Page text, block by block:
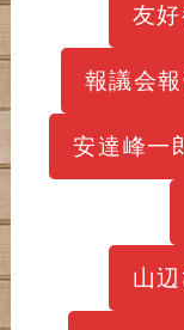
友
報議会
安達峰一
山